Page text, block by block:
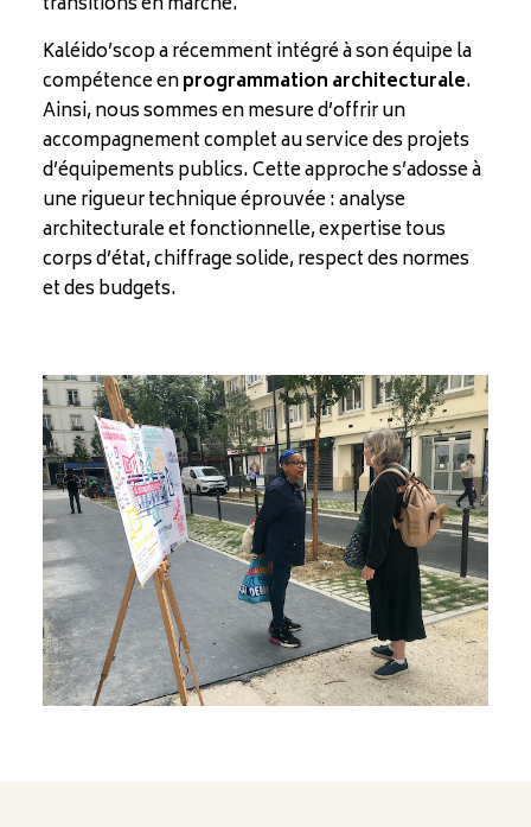
Kaléido’scop a récemment intégré à son équipe la
compétence enprogrammation architecturale.
Ainsi, nous sommes en mesure d’offrir un
accompagnement complet au service des projets
d’équipements publics. Cette approche s’adosse à
une rigueur technique éprouvée : analyse
architecturale et fonctionnelle, expertise tous
corps d’état, chiffrage solide, respect des normes
et des budgets.